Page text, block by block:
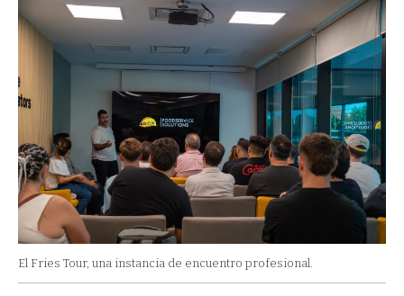
El Fries Tour, una instancia de encuentro profesional.